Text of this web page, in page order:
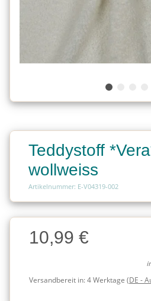
Teddystoff
wollweiss
Artikelnummer: E-V04319-002
Charge
Charge10,99 €
Versandbereit in:4 Werktage (DE -